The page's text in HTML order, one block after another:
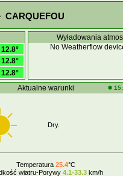
CARQUEFOU
12.8°
12.8°
12.8°
Wyładowania
No Weatherflow
Aktualne warunki
Dry.
Temperatura 25.4°C
wiatru-Porywy 4.1-33.3 km/h